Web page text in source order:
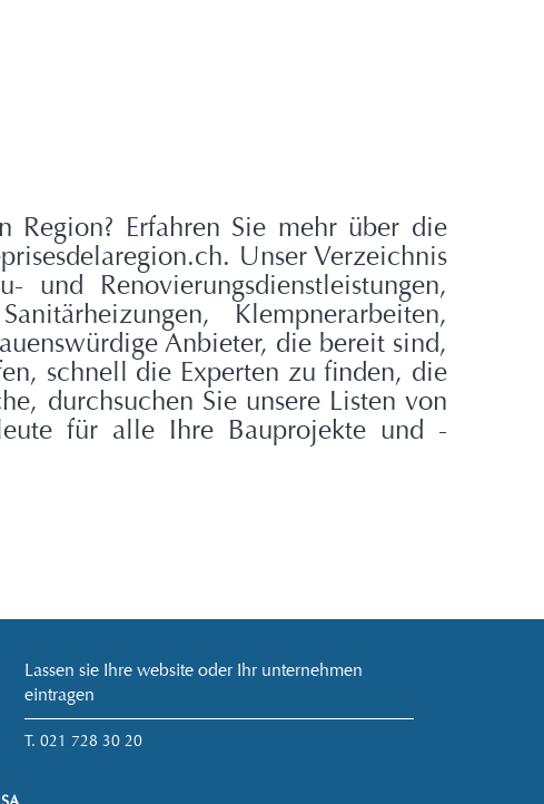
Region? Erfahren Sie mehr über die
Unser Verzeichnis
Renovierungsdienstleistungen,
Klempnerarbeiten,
Anbieter, die bereit sind,
schnell die Experten zu finden, die
durchsuchen Sie unsere Listen von
für alle Ihre Bauprojekte und -
Lassen sie Ihre website oder Ihr unternehmen
eintragen
T. 021 728 30 20